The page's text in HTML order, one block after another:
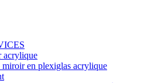
acrylique
miroir en plexiglas acrylique